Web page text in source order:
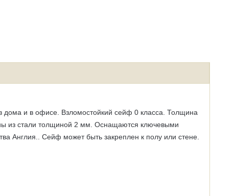
и в офисе. Взломостойкий сейф 0 класса. Толщина
из стали толщиной 2 мм.Оснащаются ключевыми
Англия.
. Сейф может быть закреплен к полу или стене.